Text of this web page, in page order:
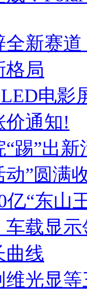
全新赛
格局
电影
价通知!
踢”出
”圆满
亿“东山
车载显
曲线
维光显